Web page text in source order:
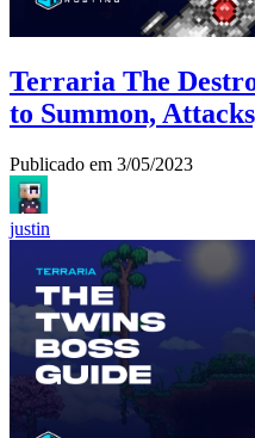
Terraria The
to Summon,
Publicado em 3/05/2023
justin